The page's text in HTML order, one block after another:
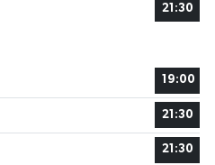
21:30
19:00
21:30
21:30